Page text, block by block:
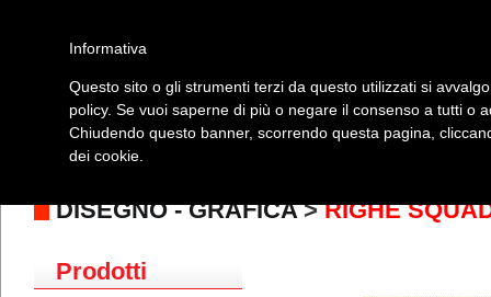
Prodotti Elenco Rivenditori Manuali Video
Paper creativity|Carta
DISEGNO - GRAFICA>RIGHE
Prodotti
Informativa
Questo sito o gli strumenti terzi da questo utilizzati si
policy. Se vuoi saperne di più o negare il consenso a tutti o
Chiudendo questo banner, scorrendo questa pagina,
dei cookie.